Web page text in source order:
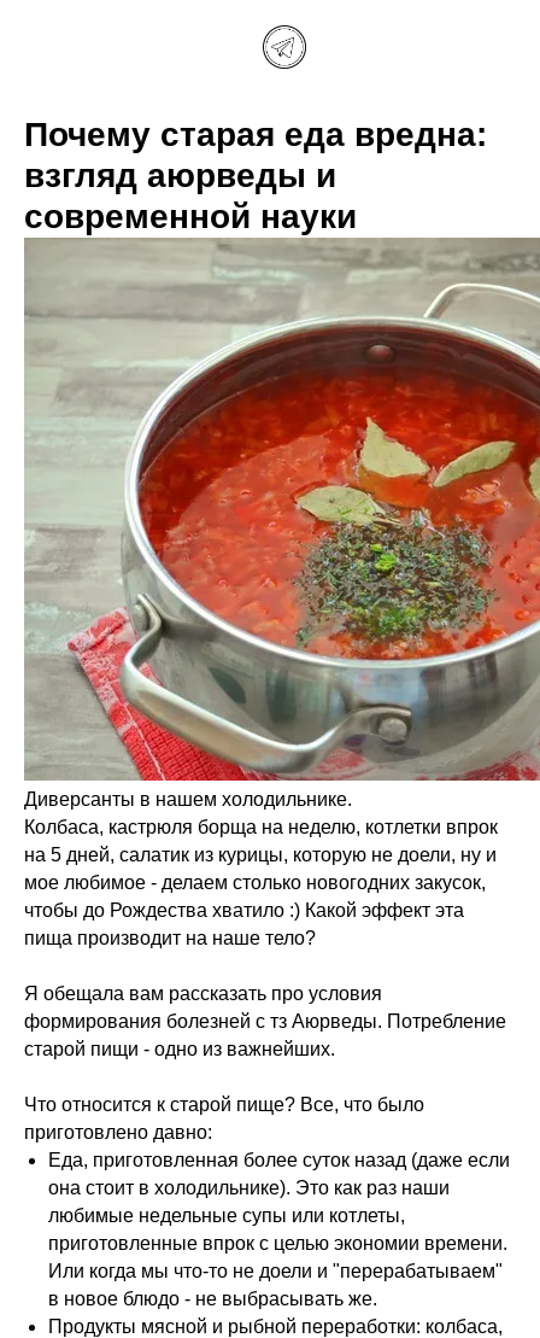
Почему старая еда вредна:
взгляд аюрведы и
современной науки
Диверсанты в нашем холодильнике.
Колбаса, кастрюля борща на неделю, котлетки впрок
на 5 дней, салатик из курицы, которую не доели, ну и
мое любимое - делаем столько новогодних закусок,
чтобы до Рождества хватило :) Какой эффект эта
пища производит на наше тело?
Я обещала вам рассказать про условия
формирования болезней с тз Аюрведы. Потребление
старой пищи - одно из важнейших.
Что относится к старой пище? Все, что было
приготовлено давно:
Еда, приготовленная более суток назад (даже если
она стоит в холодильнике). Это как раз наши
любимые недельные супы или котлеты,
приготовленные впрок с целью экономии времени.
Или когда мы что-то не доели и "перерабатываем"
в новое блюдо - не выбрасывать же.
Продукты мясной и рыбной переработки: колбаса,